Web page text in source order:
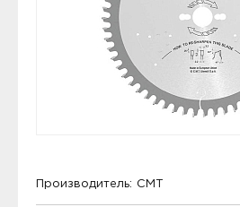
Производитель: CMT